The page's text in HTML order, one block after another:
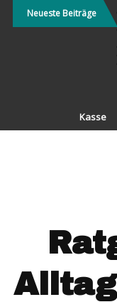
Direkt
zum
Neueste Beiträge
Kasse